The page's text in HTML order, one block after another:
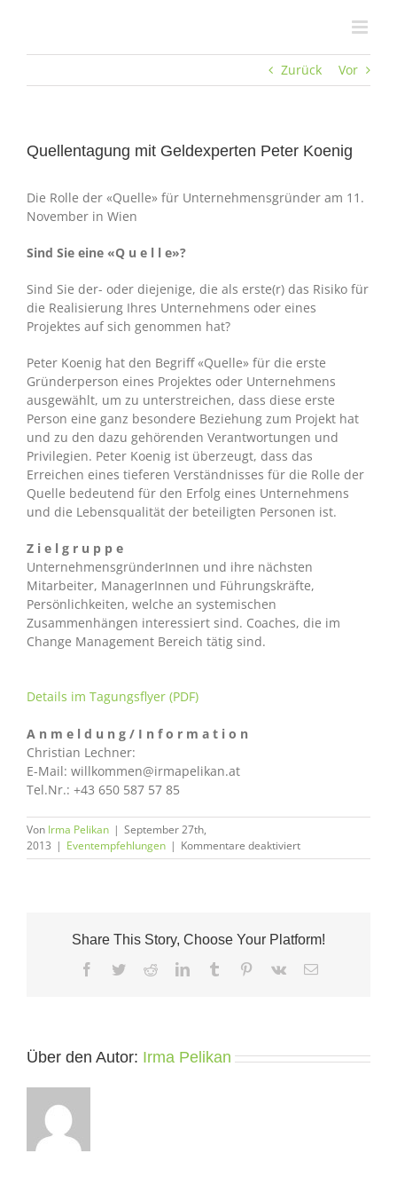
Zurück
Vor
Quellentagung mit Geldexperten Peter Koenig
Die Rolle der «Quelle» für Unternehmensgründer am 11.
November in Wien
Sind Sie eine «Q u e l l e»?
Sind Sie der- oder diejenige, die als erste(r) das Risiko für
die Realisierung Ihres Unternehmens oder eines
Projektes auf sich genommen hat?
Peter Koenig hat den Begriff «Quelle» für die erste
Gründerperson eines Projektes oder Unternehmens
ausgewählt, um zu unterstreichen, dass diese erste
Person eine ganz besondere Beziehung zum Projekt hat
und zu den dazu gehörenden Verantwortungen und
Privilegien. Peter Koenig ist überzeugt, dass das
Erreichen eines tieferen Verständnisses für die Rolle der
Quelle bedeutend für den Erfolg eines Unternehmens
und die Lebensqualität der beteiligten Personen ist.
Z i e l g r u p p e
UnternehmensgründerInnen und ihre nächsten
Mitarbeiter, ManagerInnen und Führungskräfte,
Persönlichkeiten, welche an systemischen
Zusammenhängen interessiert sind. Coaches, die im
Change Management Bereich tätig sind.
Details im Tagungsflyer (PDF)
A n m e l d u n g / I n f o r m a t i o n
Christian Lechner:
E-Mail: willkommen@irmapelikan.at
Tel.Nr.: +43 650 587 57 85
Von Irma Pelikan | September 27th,
2013 | Eventempfehlungen | Kommentare deaktiviertfür
Quellentagung
Share This Story, Choose Your Platform!
Facebook
TwitterRedditLinkedInTumblr Pinterest
Vk
E-
Über den Autor: Irma Pelikan